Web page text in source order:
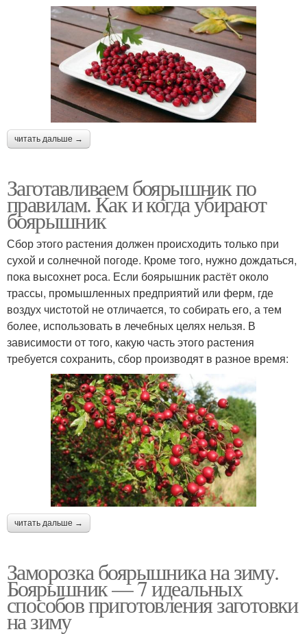
читать дальше →
Заготавливаем боярышник по
правилам. Как и когда убирают
боярышник
Сбор этого растения должен происходить только при
сухой и солнечной погоде. Кроме того, нужно дождаться,
пока высохнет роса. Если боярышник растёт около
трассы, промышленных предприятий или ферм, где
воздух чистотой не отличается, то собирать его, а тем
более, использовать в лечебных целях нельзя. В
зависимости от того, какую часть этого растения
требуется сохранить, сбор производят в разное время:
читать дальше →
Заморозка боярышника на зиму.
Боярышник — 7 идеальных
способов приготовления заготовки
на зиму